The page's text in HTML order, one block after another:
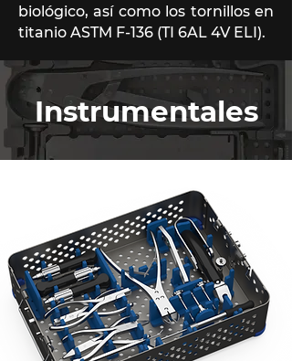
biológico, así como los tornillos en
titanio ASTM F-136 (TI 6AL 4V ELI).
Instrumentales